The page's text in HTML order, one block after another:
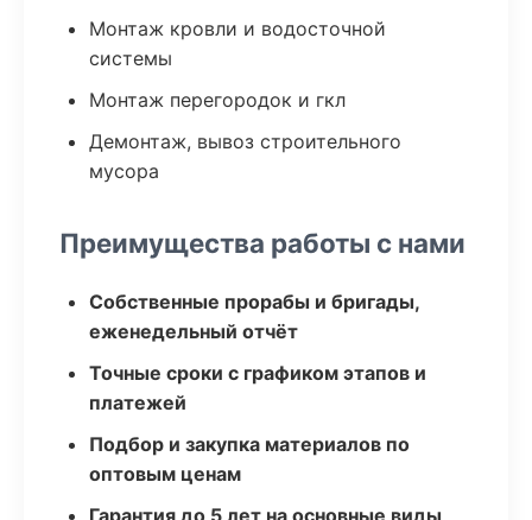
Монтаж кровли и водосточной
системы
Монтаж перегородок и гкл
Демонтаж, вывоз строительного
мусора
Преимущества работы с нами
Собственные прорабы и бригады,
еженедельный отчёт
Точные сроки с графиком этапов и
платежей
Подбор и закупка материалов по
оптовым ценам
Гарантия до 5 лет на основные виды